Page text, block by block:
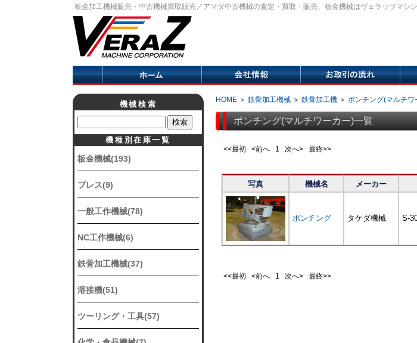
板金加工機械販売・中古機械買取販売／アマダ中古機械の査定・買取・販売、板金機械はヴェラッツマシン
機械検索
機種別在庫一覧
板金機械(193)
プレス(9)
一般工作機械(78)
NC工作機械(6)
鉄骨加工機械(37)
溶接機(51)
ツーリング・工具(57)
HOME ＞ 鉄骨加工機械 ＞ 鉄骨加工機 ＞ ポンチング(マルチワ
ポンチング(マルチワーカー)一覧
<<最初 <前へ 1 次へ> 最終>>
写真 機械名 メーカー
ポンチング タケダ機械 S-
<<最初 <前へ 1 次へ> 最終>>